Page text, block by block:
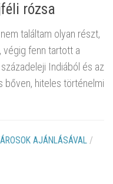
rózsa
találtam olyan részt,
végig fenn tartott a
Indiából és az
bőven, hiteles történelmi
AJÁNLÁSÁVAL /